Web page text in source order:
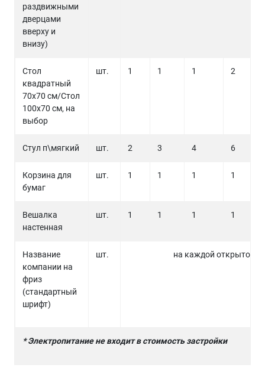
раздвижными
дверцами
вверху и
внизу)
Стол
квадратный
70х70 см/Стол
100х70 см, на
выбор
шт. 1 1 1 2
Стул п\мягкий шт. 2 3 4 6
Корзина для
бумаг
шт. 1 1 1 1
Вешалка
настенная
шт. 1 1 1 1
Название
компании на
фриз
(стандартный
шрифт)
шт. на каждой открытой
* Электропитание не входит в стоимость застройки